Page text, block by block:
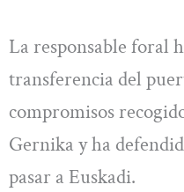
La responsable foral
transferencia del
compromisos
Gernika y ha
pasar a Euskadi.